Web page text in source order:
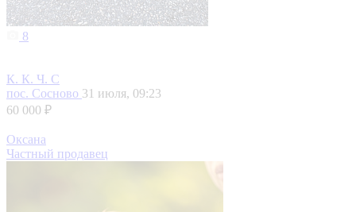
8
К. К. Ч. С
пос. Сосново 31 июля, 09:23
60 000 ₽
Оксана
Частный продавец